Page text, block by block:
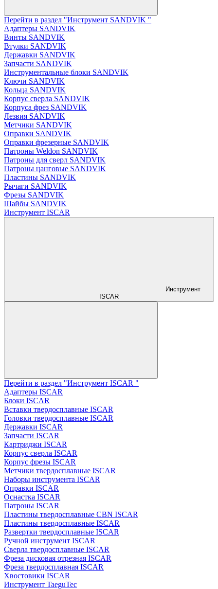
Перейти в раздел "Инструмент SANDVIK "
Адаптеры SANDVIK
Винты SANDVIK
Втулки SANDVIK
Державки SANDVIK
Запчасти SANDVIK
Инструментальные блоки SANDVIK
Ключи SANDVIK
Кольца SANDVIK
Корпус сверла SANDVIK
Корпуса фрез SANDVIK
Лезвия SANDVIK
Метчики SANDVIK
Оправки SANDVIK
Оправки фрезерные SANDVIK
Патроны Weldon SANDVIK
Патроны для сверл SANDVIK
Патроны цанговые SANDVIK
Пластины SANDVIK
Рычаги SANDVIK
Фрезы SANDVIK
Шайбы SANDVIK
Инструмент ISCAR
Инструмент
ISCAR
Перейти в раздел "Инструмент ISCAR "
Адаптеры ISCAR
Блоки ISCAR
Вставки твердосплавные ISCAR
Головки твердосплавные ISCAR
Державки ISCAR
Запчасти ISCAR
Картриджи ISCAR
Корпус сверла ISCAR
Корпус фрезы ISCAR
Метчики твердосплавные ISCAR
Наборы инструмента ISCAR
Оправки ISCAR
Оснастка ISCAR
Патроны ISCAR
Пластины твердосплавные CBN ISCAR
Пластины твердосплавные ISCAR
Развертки твердосплавные ISCAR
Ручной инструмент ISCAR
Сверла твердосплавные ISCAR
Фреза дисковая отрезная ISCAR
Фреза твердосплавная ISCAR
Хвостовики ISCAR
Инструмент TaeguTec